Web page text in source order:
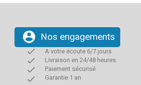
account_circle Nos engagements
done A votre écoute 6/7 jours
done Livraison en 24/48 heures
done Paiement sécurisé
done Garantie 1 an